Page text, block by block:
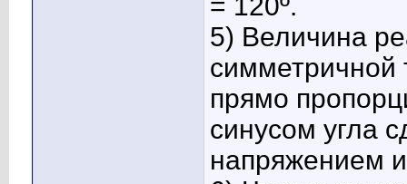
= 120º.
5) Величина
симметричной
прямо
синусом угла
напряжением